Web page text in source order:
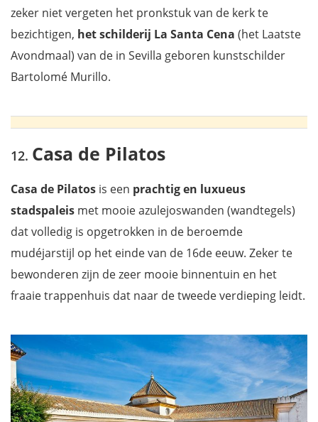
zeker niet vergeten het pronkstuk van de kerk te
bezichtigen, het schilderij La Santa Cena (het Laatste
Avondmaal) van de in Sevilla geboren kunstschilder
Bartolomé Murillo.
Casa de Pilatos
Casa de Pilatos is een prachtig en luxueus
stadspaleis met mooie azulejoswanden (wandtegels)
dat volledig is opgetrokken in de beroemde
mudéjarstijl op het einde van de 16de eeuw. Zeker te
bewonderen zijn de zeer mooie binnentuin en het
fraaie trappenhuis dat naar de tweede verdieping leidt.